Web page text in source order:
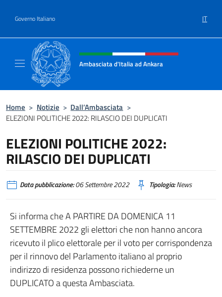
Governo Italiano IT
Intestazione sito, social e menù
Ambasciata d'Italia ad Ankara
Home > Notizie > Dall’Ambasciata >
ELEZIONI POLITICHE 2022: RILASCIO DEI DUPLICATI
ELEZIONI POLITICHE 2022:
RILASCIO DEI DUPLICATI
Data pubblicazione:06 Settembre 2022 Tipologia:News
Si informa che A PARTIRE DA DOMENICA 11
SETTEMBRE 2022 gli elettori che non hanno ancora
ricevuto il plico elettorale per il voto per corrispondenza
per il rinnovo del Parlamento italiano al proprio
indirizzo di residenza possono richiederne un
DUPLICATO a questa Ambasciata.